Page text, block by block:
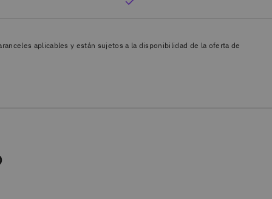
aplicables y están sujetos a la disponibilidad de la oferta de